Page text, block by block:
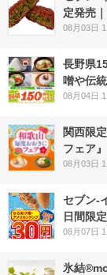
定発売
08月03日
長野県
噌や伝
08月04日
関西限
フェア
08月03日
セブン‐
日間限
08月07日
氷結